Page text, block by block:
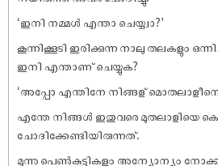
‘ഇനി നമ്മൾ എന്താ ചെയ്യ്വാ?’
കൂന്നിക്കൂടി ഇരിക്കുന്ന നാലു തലകളും
ഇനി എന്താണ് ചെയ്യുക?
‘അപ്പോ എന്തിനേ നിങ്ങള്
എന്തേ നിങ്ങൾ ഇതുവരെ മുതലാളിയെ
ചോദിക്കേണ്ടിയിരുന്നത്.
മൂന്നു പെൺകുട്ടികളും അന്യോന്യം